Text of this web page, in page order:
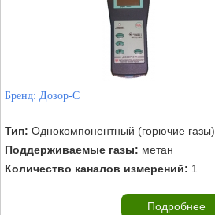
Бренд: Дозор-С
Тип: Однокомпонентный (горючие газы)
Поддерживаемые газы: метан
Количество каналов измерений: 1
Подробнее